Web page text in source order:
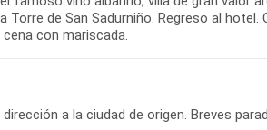
Torre de San Sadurniño. Regreso al
con mariscada.
a la ciudad de origen. Breves